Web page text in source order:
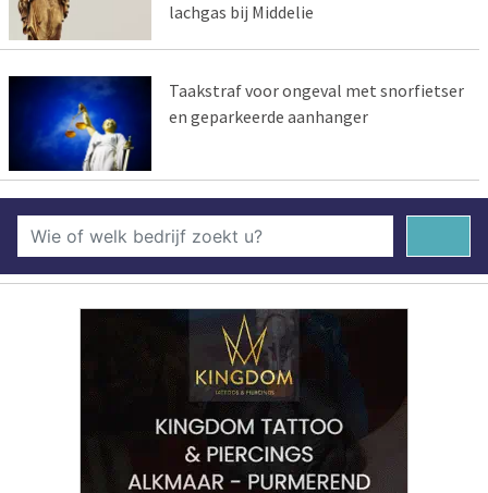
lachgas bij Middelie
Taakstraf voor ongeval met snorfietser
en geparkeerde aanhanger